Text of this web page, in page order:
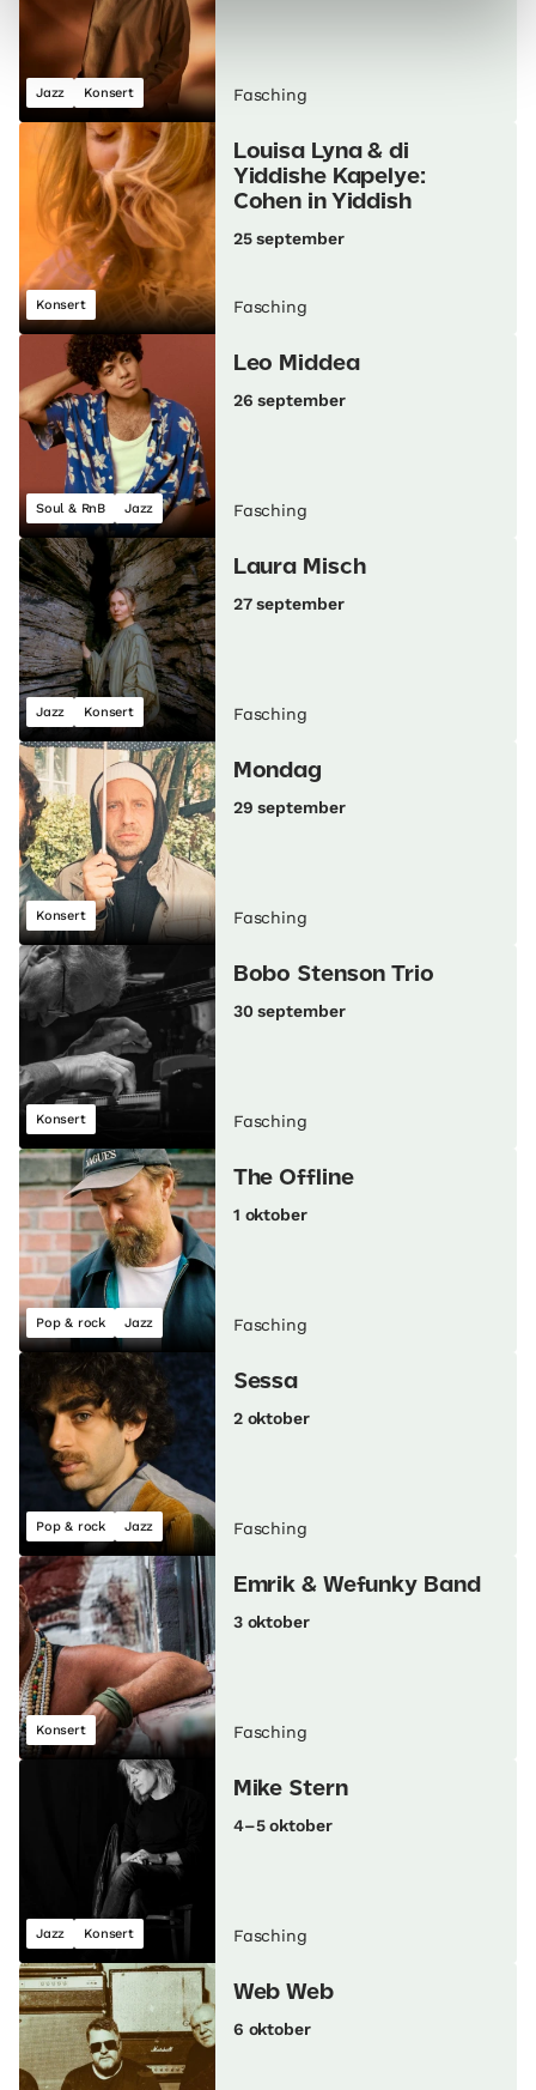
Jazz Konsert Fasching
Konsert
Louisa Lyna & di
Yiddishe Kapelye:
Cohen in Yiddish
25 september
Fasching
Soul & RnB Jazz
Leo Middea
26 september
Fasching
Jazz Konsert
Laura Misch
27 september
Fasching
Konsert
Mondag
29 september
Fasching
Konsert
Bobo Stenson Trio
30 september
Fasching
Pop & rock Jazz
The Offline
1 oktober
Fasching
Pop & rock Jazz
Sessa
2 oktober
Fasching
Konsert
Emrik & Wefunky Band
3 oktober
Fasching
Jazz Konsert
Mike Stern
4–5 oktober
Fasching
Web Web
6 oktober